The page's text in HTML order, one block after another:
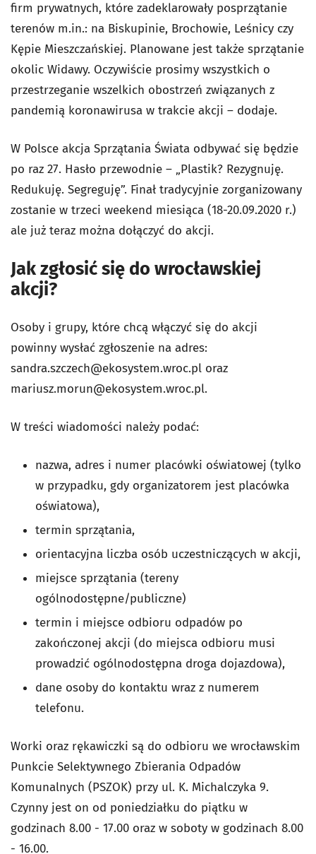
firm prywatnych, które zadeklarowały posprzątanie
terenów m.in.: na Biskupinie, Brochowie, Leśnicy czy
Kępie Mieszczańskiej. Planowane jest także sprzątanie
okolic Widawy. Oczywiście prosimy wszystkich o
przestrzeganie wszelkich obostrzeń związanych z
pandemią koronawirusa w trakcie akcji – dodaje.
W Polsce akcja Sprzątania Świata odbywać się będzie
po raz 27. Hasło przewodnie – „Plastik? Rezygnuję.
Redukuję. Segreguję”. Finał tradycyjnie zorganizowany
zostanie w trzeci weekend miesiąca (18-20.09.2020 r.)
ale już teraz można dołączyć do akcji.
Jak zgłosić się do wrocławskiej
akcji?
Osoby i grupy, które chcą włączyć się do akcji
powinny wysłać zgłoszenie na adres:
sandra.szczech@ekosystem.wroc.pl oraz
mariusz.morun@ekosystem.wroc.pl.
W treści wiadomości należy podać:
nazwa, adres i numer placówki oświatowej (tylko
w przypadku, gdy organizatorem jest placówka
oświatowa),
termin sprzątania,
orientacyjna liczba osób uczestniczących w akcji,
miejsce sprzątania (tereny
ogólnodostępne/publiczne)
termin i miejsce odbioru odpadów po
zakończonej akcji (do miejsca odbioru musi
prowadzić ogólnodostępna droga dojazdowa),
dane osoby do kontaktu wraz z numerem
telefonu.
Worki oraz rękawiczki są do odbioru we wrocławskim
Punkcie Selektywnego Zbierania Odpadów
Komunalnych (PSZOK) przy ul. K. Michalczyka 9.
Czynny jest on od poniedziałku do piątku w
godzinach 8.00 - 17.00 oraz w soboty w godzinach 8.00
- 16.00.